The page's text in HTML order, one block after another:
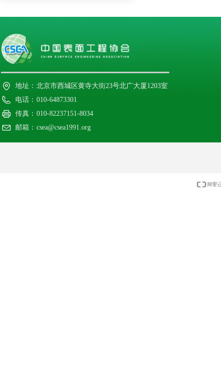
地址： 北京市西城区黄寺大街23号北广大厦1203室
电话： 010-64873301
传真： 010-82237151-8034
邮箱： csea@csea1991.org